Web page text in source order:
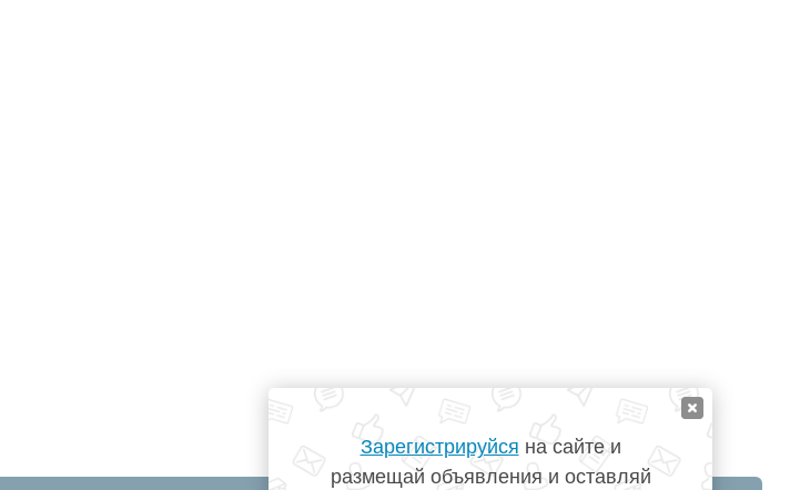
Зарегистрируйся на сайте и
размещай объявления и оставляй